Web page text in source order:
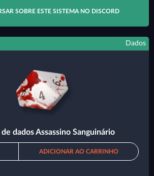
SOBRE ESTE SISTEMA NO DISCORD
Dados
dados Assassino Sanguinário
ADICIONAR AO CARRINHO